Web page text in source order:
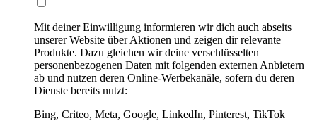
Mit deiner Einwilligung informieren wir dich auch abseits
unserer Website über Aktionen und zeigen dir relevante
Produkte. Dazu gleichen wir deine verschlüsselten
personenbezogenen Daten mit folgenden externen Anbietern
ab und nutzen deren Online-Werbekanäle, sofern du deren
Dienste bereits nutzt:
Bing, Criteo, Meta, Google, LinkedIn, Pinterest, TikTok